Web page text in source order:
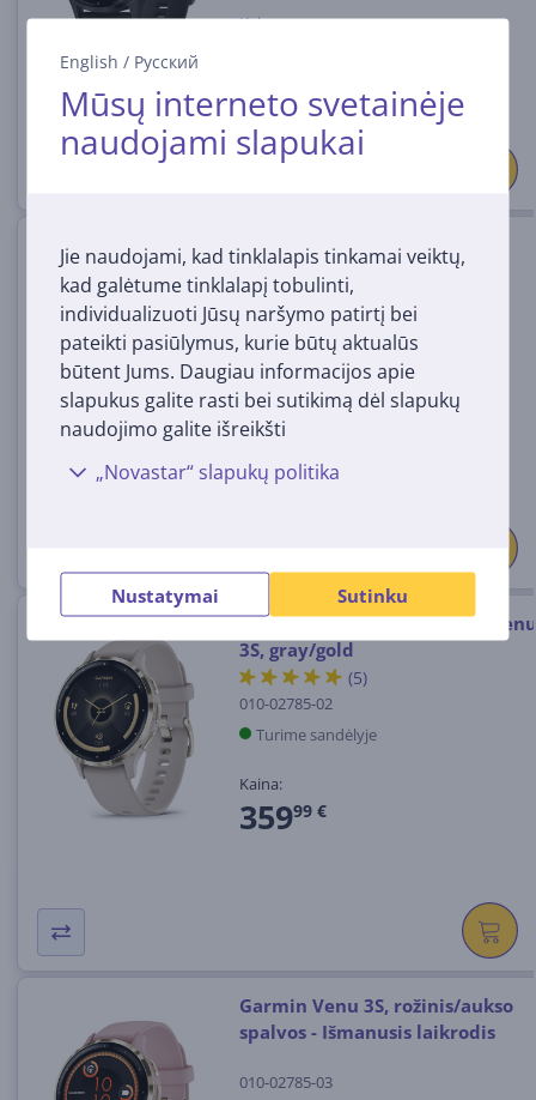
English / Русский
Mūsų interneto svetainėje
naudojami slapukai
Jie naudojami, kad tinklalapis tinkamai veiktų,
kad galėtume tinklalapį tobulinti,
individualizuoti Jūsų naršymo patirtį bei
pateikti pasiūlymus, kurie būtų aktualūs
būtent Jums. Daugiau informacijos apie
slapukus galite rasti bei sutikimą dėl slapukų
naudojimo galite išreikšti
„Novastar“ slapukų politika
Nustatymai Sutinku
Kaina:
Garmin Venu 3S, pilkas -
Išmanusis laikrodis
010-02785-01
Turime sandėlyje
Kaina:
359
Išmanusis laikrodis Garmin Venu
3S, gray/gold
(5)
010-02785-02
Turime sandėlyje
Kaina:
35999 €
Garmin Venu 3S, rožinis/aukso
spalvos - Išmanusis laikrodis
010-02785-03